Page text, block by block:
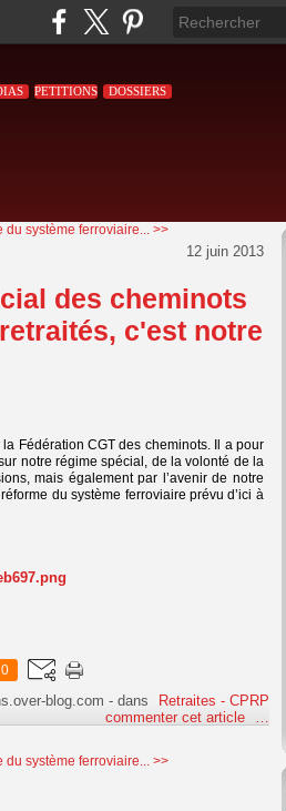
PETITIONS DOSSIERS
du système ferroviaire... >>
12 juin 2013
des cheminots
c'est notre
Fédération CGT des cheminots. Il a pour
notre régime spécial, de la volonté de la
mais également par l’avenir de notre
du système ferroviaire prévu d’ici à
0
blog.com - dans
Retraites - CPRP
commenter cet article
du système ferroviaire... >>